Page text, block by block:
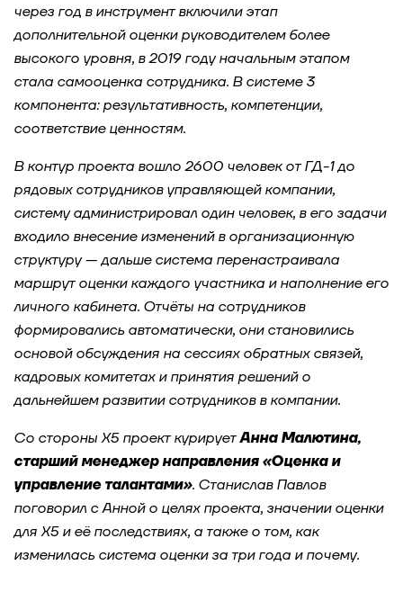
через год в инструмент включили этап
дополнительной оценки руководителем более
высокого уровня, в 2019 году начальным этапом
стала самооценка сотрудника. В системе 3
компонента: результативность, компетенции,
соответствие ценностям.
В контур проекта вошло 2600 человек от ГД-1 до
рядовых сотрудников управляющей компании,
систему администрировал один человек, в его задачи
входило внесение изменений в организационную
структуру — дальше система перенастраивала
маршрут оценки каждого участника и наполнение его
личного кабинета. Отчёты на сотрудников
формировались автоматически, они становились
основой обсуждения на сессиях обратных связей,
кадровых комитетах и принятия решений о
дальнейшем развитии сотрудников в компании.
Со стороны Х5 проект курируетАнна Малютина,
старший менеджер направления «Оценка и
управление талантами». Станислав Павлов
поговорил с Анной о целях проекта, значении оценки
для X5 и её последствиях, а также о том, как
изменилась система оценки за три года и почему.